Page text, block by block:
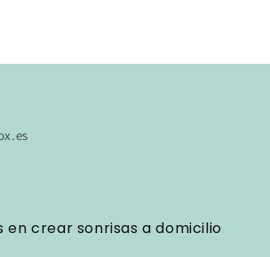
en crear sonrisas a domicilio